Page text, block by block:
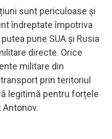
sunt periculoase și
îndreptate împotriva
pune SUA și Rusia
directe. Orice
militare din
prin teritoriul
legitimă pentru forțele
Antonov.